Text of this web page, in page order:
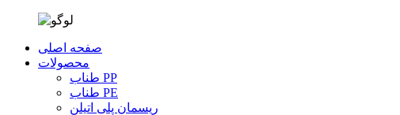
صفحه اصلی
محصولات
طناب PP
طناب PE
ریسمان پلی اتیلن